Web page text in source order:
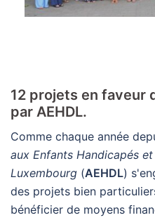
12 projets en faveur
par AEHDL.
Comme chaque année
aux Enfants Handicapés
Luxembourg (AEHDL)
des projets bien
bénéficier de moyens